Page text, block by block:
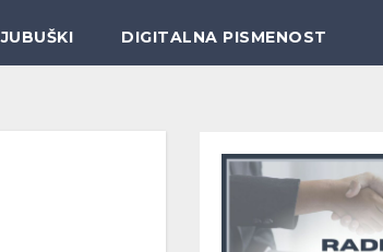
DIGITALNA PISMENOST